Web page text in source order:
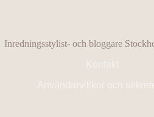
Inredningsstylist- och bloggare